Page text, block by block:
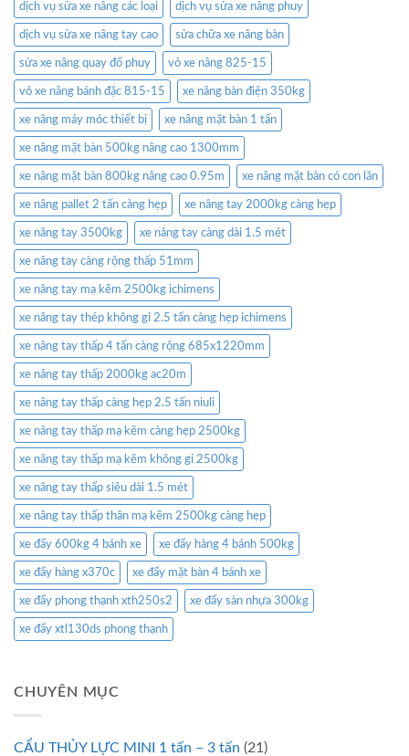
dịch vụ sửa xe nâng các loại dịch vụ sửa xe nâng phuy
dịch vụ sửa xe nâng tay cao sửa chữa xe nâng bàn
sửa xe nâng quay đổ phuy vỏ xe nâng 825-15
vỏ xe nâng bánh đặc 815-15 xe nâng bàn điện 350kg
xe nâng máy móc thiết bị xe nâng mặt bàn 1 tấn
xe nâng mặt bàn 500kg nâng cao 1300mm
xe nâng mặt bàn 800kg nâng cao 0.95m xe nâng mặt bàn có con lăn
xe nâng pallet 2 tấn càng hẹp xe nâng tay 2000kg càng hẹp
xe nâng tay 3500kg xe nâng tay càng dài 1.5 mét
xe nâng tay càng rộng thấp 51mm
xe nâng tay mạ kẽm 2500kg ichimens
xe nâng tay thép không gỉ 2.5 tấn càng hẹp ichimens
xe nâng tay thấp 4 tấn càng rộng 685x1220mm
xe nâng tay thấp 2000kg ac20m
xe nâng tay thấp càng hẹp 2.5 tấn niuli
xe nâng tay thấp mạ kẽm càng hẹp 2500kg
xe nâng tay thấp mạ kẽm không gỉ 2500kg
xe nâng tay thấp siêu dài 1.5 mét
xe nâng tay thấp thân mạ kẽm 2500kg càng hẹp
xe đẩy 600kg 4 bánh xe xe đẩy hàng 4 bánh 500kg
xe đẩy hàng x370c xe đẩy mặt bàn 4 bánh xe
xe đẩy phong thạnh xth250s2 xe đẩy sàn nhựa 300kg
xe đẩy xtl130ds phong thạnh
CHUYÊN MỤC
CẨU THỦY LỰC MINI 1 tấn – 3 tấn (21)